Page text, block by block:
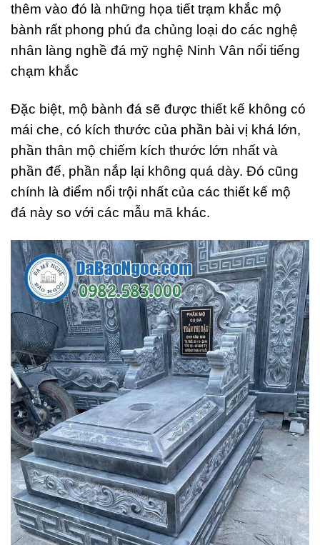
thêm vào đó là những họa tiết trạm khắc mộ
bành rất phong phú đa chủng loại do các nghệ
nhân làng nghề đá mỹ nghệ Ninh Vân nổi tiếng
chạm khắc
Đặc biệt, mộ bành đá sẽ được thiết kế không có
mái che, có kích thước của phần bài vị khá lớn,
phần thân mộ chiếm kích thước lớn nhất và
phần đế, phần nắp lại không quá dày. Đó cũng
chính là điểm nổi trội nhất của các thiết kế mộ
đá này so với các mẫu mã khác.